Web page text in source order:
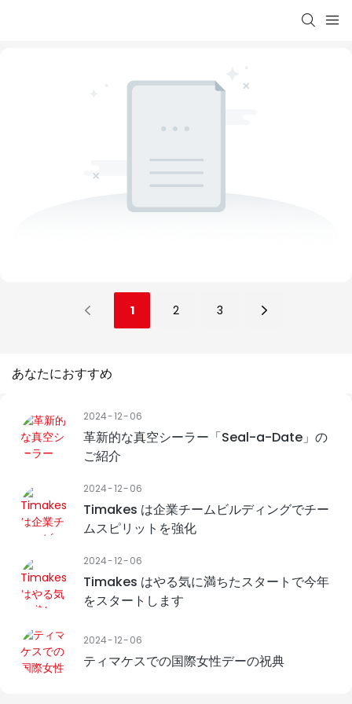
1 2 3
あなたにおすすめ
革新的な真空シーラー「Seal-a-Date」の
ご紹介
2024 12 06
Timakes は企業チームビルディングでチー
ムスピリットを強化
2024 12 06
Timakes はやる気に満ちたスタートで今年
をスタートします
2024 12 06
ティマケスでの国際女性デーの祝典
2024 12 06